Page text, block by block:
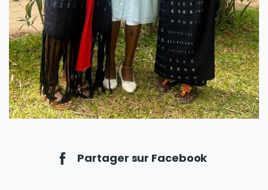
Partager sur Facebook